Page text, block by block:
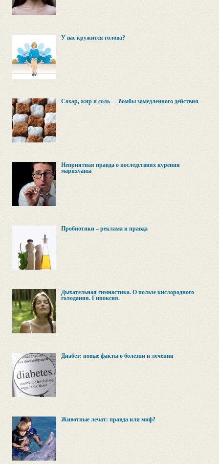
У вас кружится голова?
Сахар, жир и соль — бомбы замедленного действия
Неприятная правда о последствиях курения
марихуаны
Пробиотики – реклама и правда
Дыхательная гимнастика. О пользе кислородного
голодания. Гипоксия.
Диабет: новые факты о болезни и лечении
Животные лечат: правда или миф?